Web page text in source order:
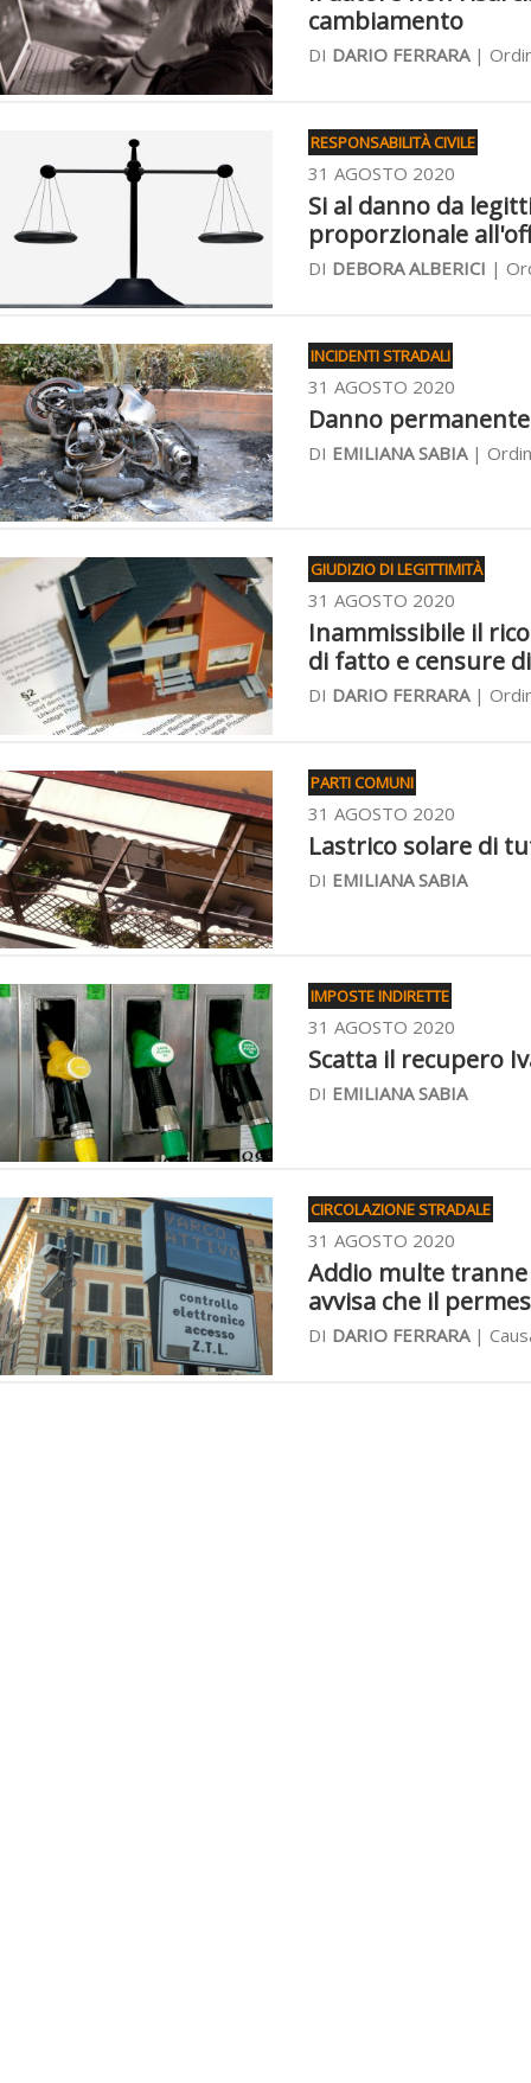
cambiamento
DI DARIO FERRARA|
RESPONSABILITÀ CIVILE
31 AGOSTO 2020
Si al danno da
proporzionale
DI DEBORA ALBERICI |
INCIDENTI STRADALI
31 AGOSTO 2020
Danno
DI EMILIANA SABIA|
GIUDIZIO DI LEGITTIMITÀ
31 AGOSTO 2020
Inammissibile il
di fatto e censure
DI DARIO FERRARA|
PARTI COMUNI
31 AGOSTO 2020
Lastrico solare di
DI EMILIANA SABIA
IMPOSTE INDIRETTE
31 AGOSTO 2020
Scatta il recupero
DI EMILIANA SABIA
CIRCOLAZIONE STRADALE
31 AGOSTO 2020
Addio multe
avvisa che il
DI DARIO FERRARA|